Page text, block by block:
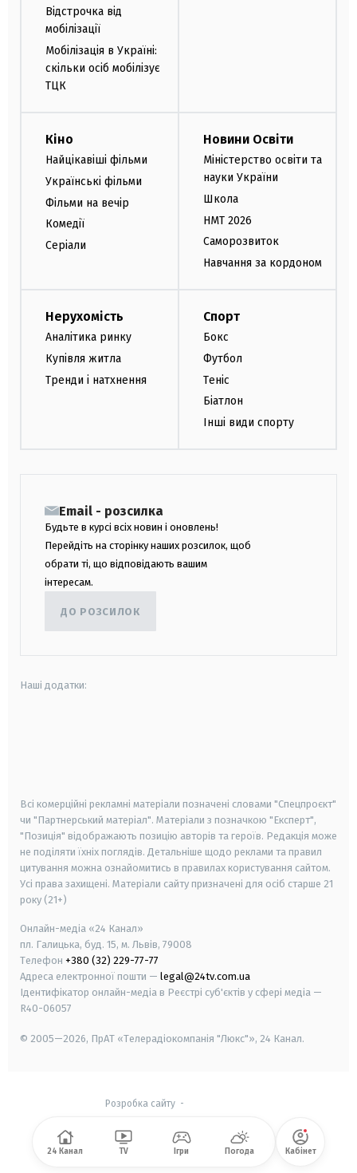
Відстрочка від
мобілізації
Мобілізація в Україні:
скільки осіб мобілізує
ТЦК
Кіно
Найцікавіші фільми
Українські фільми
Фільми на вечір
Комедії
Серіали
Новини Освіти
Міністерство освіти та
науки України
Школа
НМТ 2026
Саморозвиток
Навчання за кордоном
Нерухомість
Аналітика ринку
Купівля житла
Тренди і натхнення
Спорт
Бокс
Футбол
Теніс
Біатлон
Інші види спорту
Email - розсилка
Будьте в курсі всіх новин і оновлень!
Перейдіть на сторінку наших розсилок, щоб
обрати ті, що відповідають вашим
інтересам.
ДО РОЗСИЛОК
Наші додатки:
Всі комерційні рекламні матеріали позначені словами "Спецпроєкт"
чи "Партнерський матеріал". Матеріали з позначкою "Експерт",
"Позиція" відображають позицію авторів та героїв. Редакція може
не поділяти їхніх поглядів. Детальніше щодо реклами та правил
цитування можна ознайомитись в правилах користування сайтом.
Усі права захищені. Матеріали сайту призначені для осіб старше 21
року (21+)
Онлайн-медіа «24 Канал»
пл. Галицька, буд. 15, м. Львів, 79008
Телефон +380 (32) 229-77-77
Адреса електронної пошти — legal@24tv.com.ua
Ідентифікатор онлайн-медіа в Реєстрі суб'єктів у сфері медіа —
R40-06057
© 2005—2026, ПрАТ «Телерадіокомпанія "Люкс"», 24 Канал.
Розробка сайту-
24 Канал TV Ігри Погода Кабінет